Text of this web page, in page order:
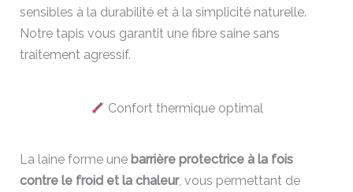
sensibles à la durabilité et à la simplicité naturelle.
Notre tapis vous garantit une fibre saine sans
traitement agressif.
Confort thermique optimal
La laine forme une barrière protectrice à la fois
contre le froid et la chaleur, vous permettant de